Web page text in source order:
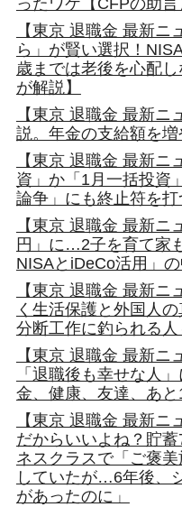
ったワケ【CFPの助言
【東京 退職金 最新
ら」が賢い選択！
歳までは老後を心配
が解説】
【東京 退職金 最新
説。年金の支給額を
【東京 退職金 最新
資」か「1月一括投資
論争」にも終止符を打
【東京 退職金 最新
円」に…2子を育て家
NISAとiDeCo活用」の
【東京 退職金 最新
く生活保護と外国人
分断工作に釣られる
【東京 退職金 最新
「退職後も幸せな人
金、健康、友達、あと
【東京 退職金 最新
だからいいよね？貯
ネスクラスで「ご褒
していたが…6年後、
があったのに」